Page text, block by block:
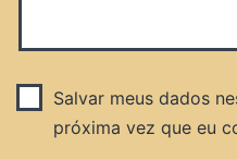
Salvar meus dados
próxima vez que eu